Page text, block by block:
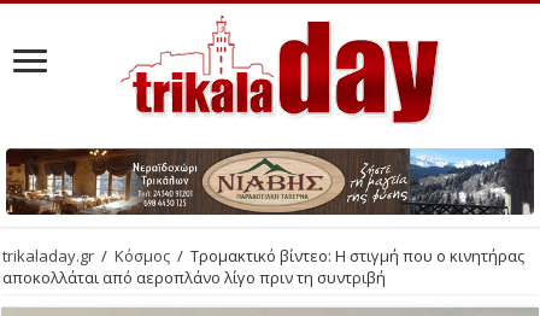
trikaladay.gr / Κόσμος / Τρομακτικό βίντεο: Η στιγμή που ο κινητήρας
αποκολλάται από αεροπλάνο λίγο πριν τη συντριβή